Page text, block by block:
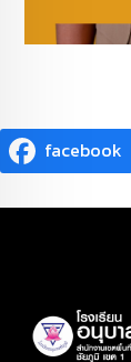
facebook